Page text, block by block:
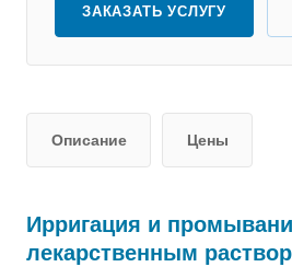
ЗАКАЗАТЬ УСЛУГУ
Описание Цены
Ирригация и
лекарственным